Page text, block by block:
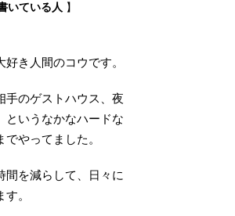
いている人 】
き人間のコウです。
手のゲストハウス、夜
というなかなハードな
やってました。
間を減らして、日々に
。